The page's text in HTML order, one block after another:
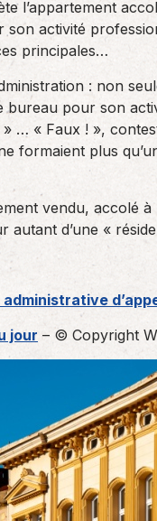
de producteurs ou…
l’appartement
activité
principales…
: non
bureau pour son
… « Faux ! »,
formaient plus
vendu, accolé
autant d’une «
jour – © Copyright